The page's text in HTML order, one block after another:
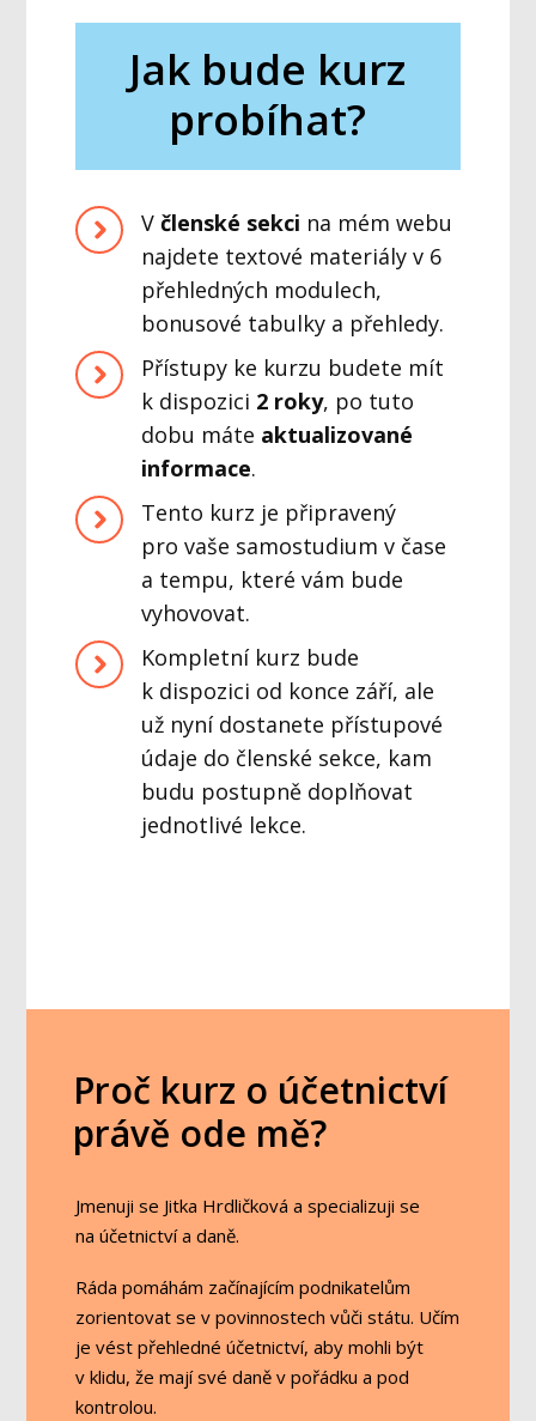
Jak bude kurz
probíhat?
V členské sekci na mém webu
najdete textové materiály v 6
přehledných modulech,
bonusové tabulky a přehledy.
Přístupy ke kurzu budete mít
k dispozici 2 roky, po tuto
dobu máte aktualizované
informace.
Tento kurz je připravený
pro vaše samostudium v čase
a tempu, které vám bude
vyhovovat.
Kompletní kurz bude
k dispozici od konce září, ale
už nyní dostanete přístupové
údaje do členské sekce, kam
budu postupně doplňovat
jednotlivé lekce.
Proč kurz o účetnictví
právě ode mě?
Jmenuji se Jitka Hrdličková a specializuji se
na účetnictví a daně.
Ráda pomáhám začínajícím podnikatelům
zorientovat se v povinnostech vůči státu. Učím
je vést přehledné účetnictví, aby mohli být
v klidu, že mají své daně v pořádku a pod
kontrolou.